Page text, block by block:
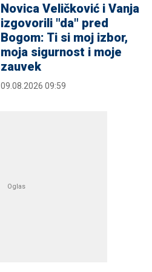
Novica Veličković i Vanja
izgovorili "da" pred
Bogom: Ti si moj izbor,
moja sigurnost i moje
zauvek
09.08.2026 09:59